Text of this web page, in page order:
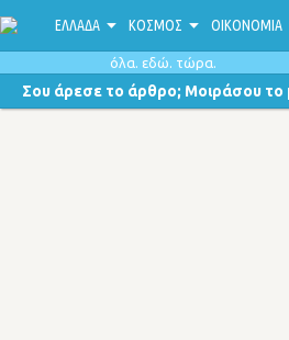
ΕΛΛΑΔΑ ΚΟΣΜΟΣ ΟΙΚΟΝΟΜΙΑ
όλα. εδώ. τώρα.
Σου άρεσε το άρθρο; Μοιράσου το